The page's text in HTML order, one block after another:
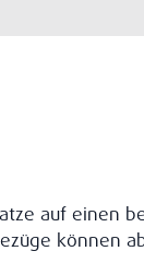
auf einen
können